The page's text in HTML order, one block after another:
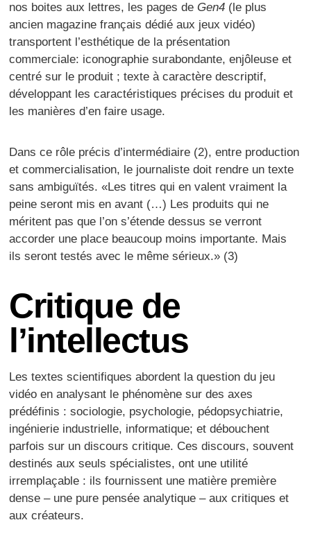
nos boites aux lettres, les pages deGen4 (le plus
ancien magazine français dédié aux jeux vidéo)
transportent l’esthétique de la présentation
commerciale: iconographie surabondante, enjôleuse et
centré sur le produit ; texte à caractère descriptif,
développant les caractéristiques précises du produit et
les manières d’en faire usage.
Dans ce rôle précis d’intermédiaire (2), entre production
et commercialisation, le journaliste doit rendre un texte
sans ambiguïtés. «Les titres qui en valent vraiment la
peine seront mis en avant (…) Les produits qui ne
méritent pas que l’on s’étende dessus se verront
accorder une place beaucoup moins importante. Mais
ils seront testés avec le même sérieux.» (3)
Critique de
l’intellectus
Les textes scientifiques abordent la question du jeu
vidéo en analysant le phénomène sur des axes
prédéfinis : sociologie, psychologie, pédopsychiatrie,
ingénierie industrielle, informatique; et débouchent
parfois sur un discours critique. Ces discours, souvent
destinés aux seuls spécialistes, ont une utilité
irremplaçable : ils fournissent une matière première
dense – une pure pensée analytique – aux critiques et
aux créateurs.